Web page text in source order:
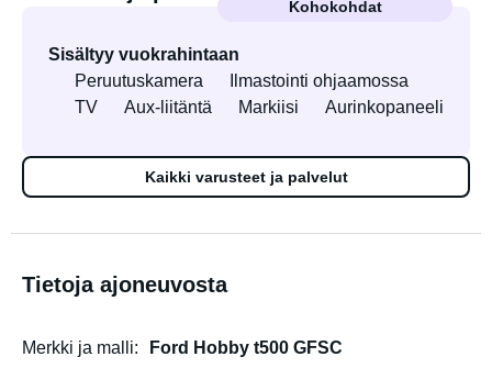
Kohokohdat
Sisältyy vuokrahintaan
Peruutuskamera
Ilmastointi ohjaamossa
TV
Aux-liitäntä Markiisi Aurinkopaneeli
Kaikki varusteet ja palvelut
Tietoja ajoneuvosta
Merkki ja malli
Ford Hobby t500 GFSC